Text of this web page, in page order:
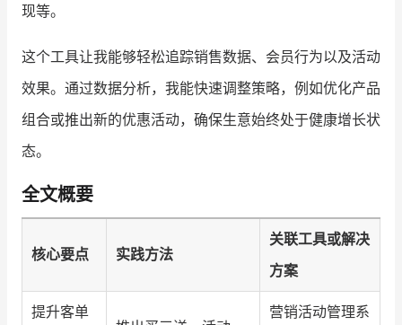
现等。
这个工具让我能够轻松追踪销售数据、会员行为以及活动
效果。通过数据分析，我能快速调整策略，例如优化产品
组合或推出新的优惠活动，确保生意始终处于健康增长状
态。
全文概要
核心要点 实践方法
关联工具或解决
方案
提升客单
营销活动管理系